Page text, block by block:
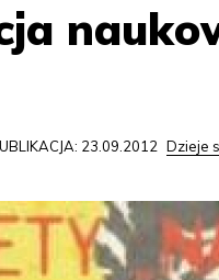
23.09.2012 Dzieje